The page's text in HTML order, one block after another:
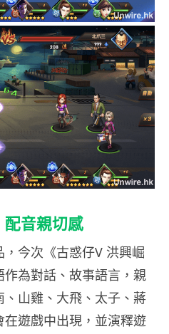
配音親切感
今次《古惑仔V 洪興崛
為對話、故事語言，親
山雞、大飛、太子、蔣
遊戲中出現，並演釋遊